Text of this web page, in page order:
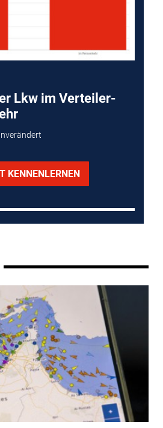
Lkw im Verteiler-
KENNENLERNEN